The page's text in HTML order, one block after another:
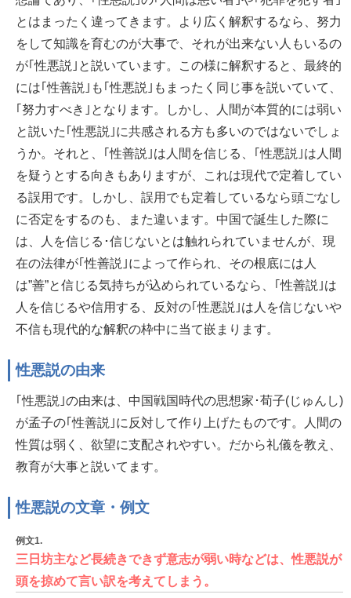
とはまったく違ってきます。より広く解釈するなら、努力
をして知識を育むのが大事で、それが出来ない人もいるの
が｢性悪説｣と説いています。この様に解釈すると、最終的
には｢性善説｣も｢性悪説｣もまったく同じ事を説いていて、
｢努力すべき｣となります。しかし、人間が本質的には弱い
と説いた｢性悪説｣に共感される方も多いのではないでしょ
うか。それと、｢性善説｣は人間を信じる、｢性悪説｣は人間
を疑うとする向きもありますが、これは現代で定着してい
る誤用です。しかし、誤用でも定着しているなら頭ごなし
に否定をするのも、また違います。中国で誕生した際に
は、人を信じる･信じないとは触れられていませんが、現
在の法律が｢性善説｣によって作られ、その根底には人
は”善”と信じる気持ちが込められているなら、｢性善説｣は
人を信じるや信用する、反対の｢性悪説｣は人を信じないや
不信も現代的な解釈の枠中に当て嵌まります。
性悪説の由来
｢性悪説｣の由来は、中国戦国時代の思想家･荀子(じゅんし)
が孟子の｢性善説｣に反対して作り上げたものです。人間の
性質は弱く、欲望に支配されやすい。だから礼儀を教え、
教育が大事と説いてます。
性悪説の文章・例文
例文1.
三日坊主など長続きできず意志が弱い時などは、性悪説が
頭を掠めて言い訳を考えてしまう。